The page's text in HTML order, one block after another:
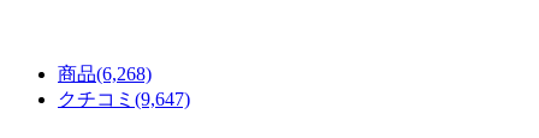
商品(6,268)
クチコミ (9,647)